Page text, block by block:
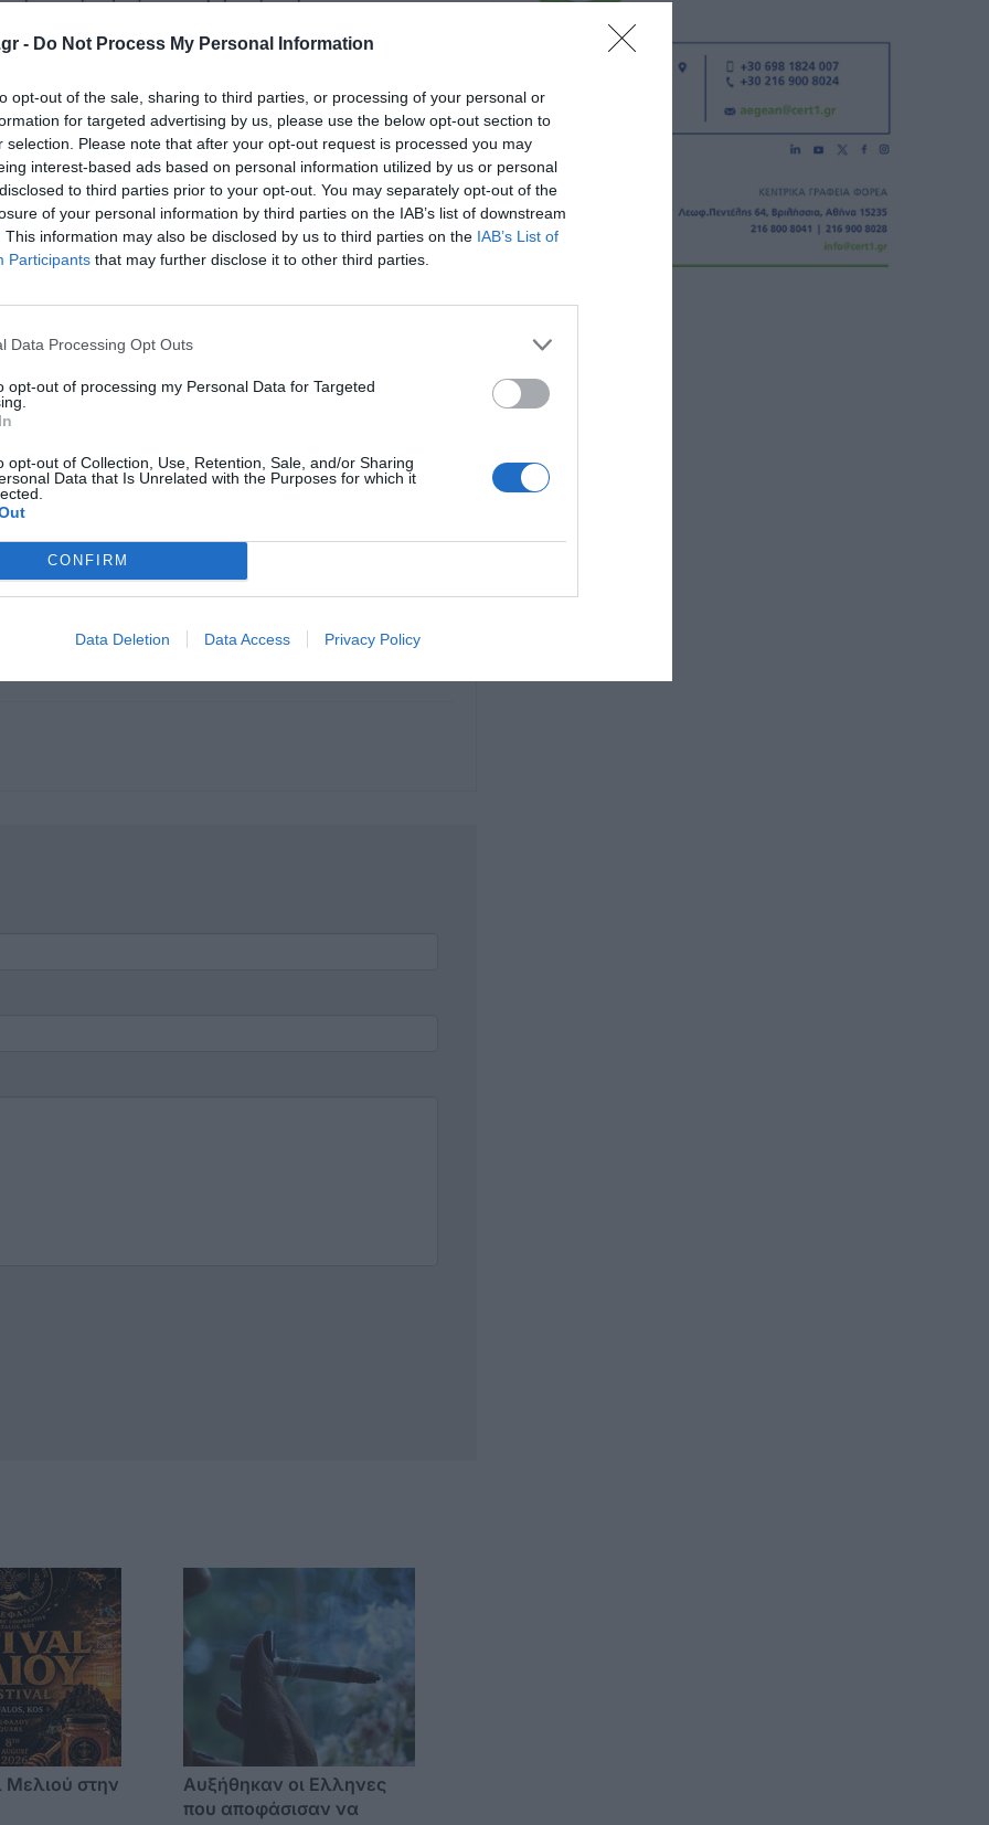
- Do Not Process My Personal Information
opt-out of the sale, sharing to third parties, or processing of your personal or
for targeted advertising by us, please use the below opt-out section to
selection. Please note that after your opt-out request is processed you may
interest-based ads based on personal information utilized by us or personal
to third parties prior to your opt-out. You may separately opt-out of the
of your personal information by third parties on the IAB’s list of downstream
This information may also be disclosed by us to third parties on the IAB’s List of
Participants that may further disclose it to other third parties.
Data Processing Opt Outs
opt-out of processing my Personal Data for Targeted
opt-out of Collection, Use, Retention, Sale, and/or Sharing
Data that Is Unrelated with the Purposes for which it
CONFIRM
Data Deletion Data Access Privacy Policy
δειλίας και χυδαιότητας!
Μελιού στην
Αυξήθηκαν οι Ελληνες
που αποφάσισαν να